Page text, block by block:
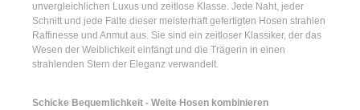
unvergleichlichen Luxus und zeitlose Klasse. Jede Naht, jeder
Schnitt und jede Falte dieser meisterhaft gefertigten Hosen strahlen
Raffinesse und Anmut aus. Sie sind ein zeitloser Klassiker, der das
Wesen der Weiblichkeit einfängt und die Trägerin in einen
strahlenden Stern der Eleganz verwandelt.
Schicke Bequemlichkeit - Weite Hosen kombinieren